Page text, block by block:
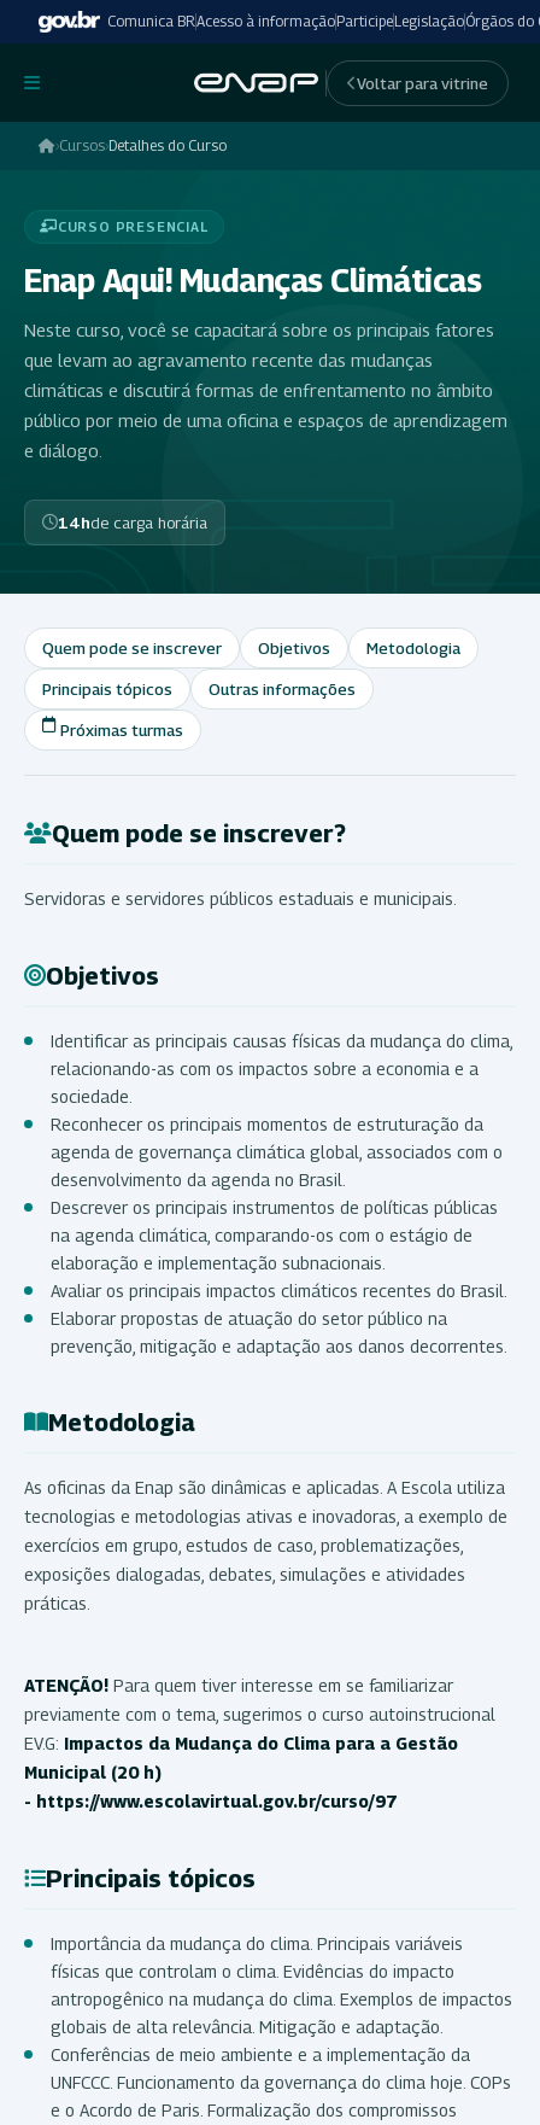
Comunica BRAcesso à informaçãoParticipeLegislaçãoÓrgãos do
Voltar para vitrine
›Cursos›Detalhes do Curso
CURSO PRESENCIAL
Enap Aqui! Mudanças Climáticas
Neste curso, você se capacitará sobre os principais fatores
que levam ao agravamento recente das mudanças
climáticas e discutirá formas de enfrentamento no âmbito
público por meio de uma oficina e espaços de aprendizagem
e diálogo.
14hde carga horária
Quem pode se inscrever Objetivos Metodologia
Principais tópicos Outras informações
Próximas turmas
Quem pode se inscrever?
Servidoras e servidores públicos estaduais e municipais.
Objetivos
Identificar as principais causas físicas da mudança do clima,
relacionando-as com os impactos sobre a economia e a
sociedade.
Reconhecer os principais momentos de estruturação da
agenda de governança climática global, associados com o
desenvolvimento da agenda no Brasil.
Descrever os principais instrumentos de políticas públicas
na agenda climática, comparando-os com o estágio de
elaboração e implementação subnacionais.
Avaliar os principais impactos climáticos recentes do Brasil.
Elaborar propostas de atuação do setor público na
prevenção, mitigação e adaptação aos danos decorrentes.
Metodologia
As oficinas da Enap são dinâmicas e aplicadas. A Escola utiliza
tecnologias e metodologias ativas e inovadoras, a exemplo de
exercícios em grupo, estudos de caso, problematizações,
exposições dialogadas, debates, simulações e atividades
práticas.
ATENÇÃO! Para quem tiver interesse em se familiarizar
previamente com o tema, sugerimos o curso autoinstrucional
EV.G: Impactos da Mudança do Clima para a Gestão
Municipal (20 h)
- https://www.escolavirtual.gov.br/curso/97
Principais tópicos
Importância da mudança do clima. Principais variáveis
físicas que controlam o clima. Evidências do impacto
antropogênico na mudança do clima. Exemplos de impactos
globais de alta relevância. Mitigação e adaptação.
Conferências de meio ambiente e a implementação da
UNFCCC. Funcionamento da governança do clima hoje. COPs
e o Acordo de Paris. Formalização dos compromissos